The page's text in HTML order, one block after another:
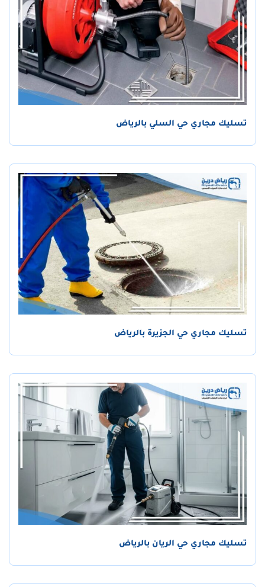
تسليك مجاري حي السلي بالرياض
تسليك مجاري حي الجزيرة بالرياض
تسليك مجاري حي الريان بالرياض